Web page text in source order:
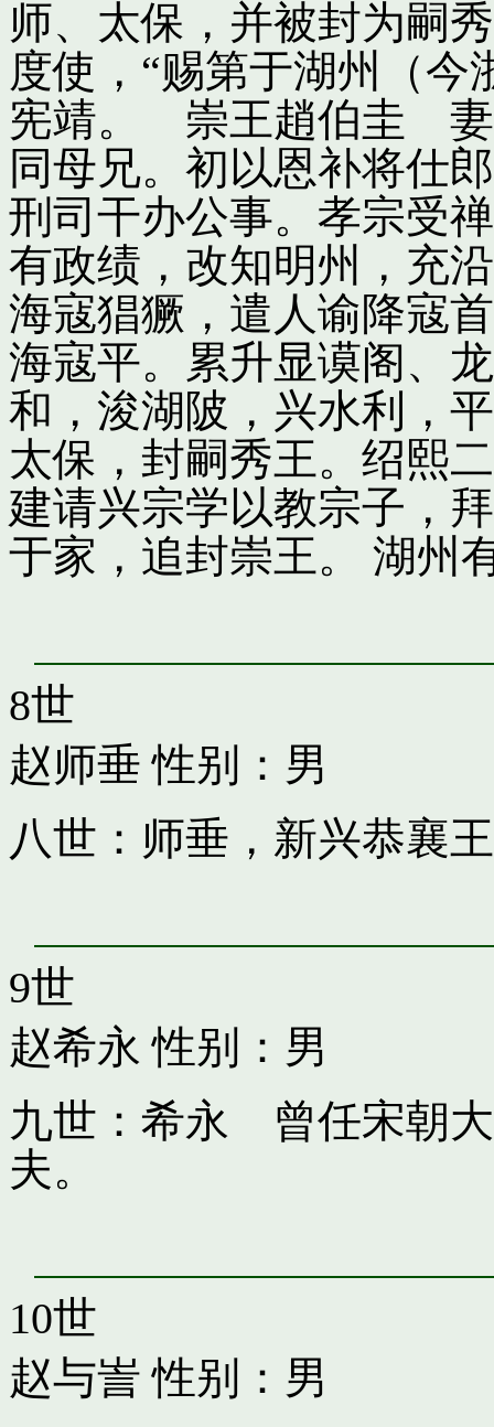
师、太保，并被封为嗣
度使，“赐第于湖州（今
宪靖。 崇王趙伯圭 妻
同母兄。初以恩补将仕
刑司干办公事。孝宗受
有政绩，改知明州，充
海寇猖獗，遣人谕降寇
海寇平。累升显谟阁、
和，浚湖陂，兴水利，
太保，封嗣秀王。绍熙
建请兴宗学以教宗子，
于家，追封崇王。 湖州
8世
赵师垂 性别：男
八世：师垂，新兴恭襄王
9世
赵希永 性别：男
九世：希永 曾任宋朝
夫。
10世
赵与訔 性别：男